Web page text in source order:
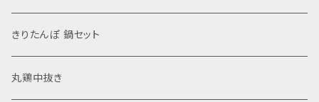
きりたんぽ 鍋セット
丸鶏中抜き